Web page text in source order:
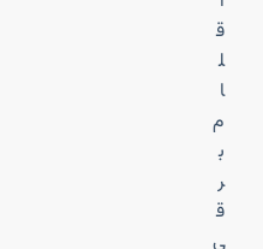
ق
ل
ا
م
ب
ر
ق
ی